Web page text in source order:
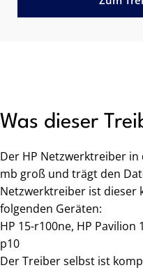
Was dieser
Der HP Netzwerktreiber in
mb groß und trägt den
Netzwerktreiber ist dieser
folgenden Geräten:
HP 15-r100ne, HP Pavilion
p10
Der Treiber selbst ist